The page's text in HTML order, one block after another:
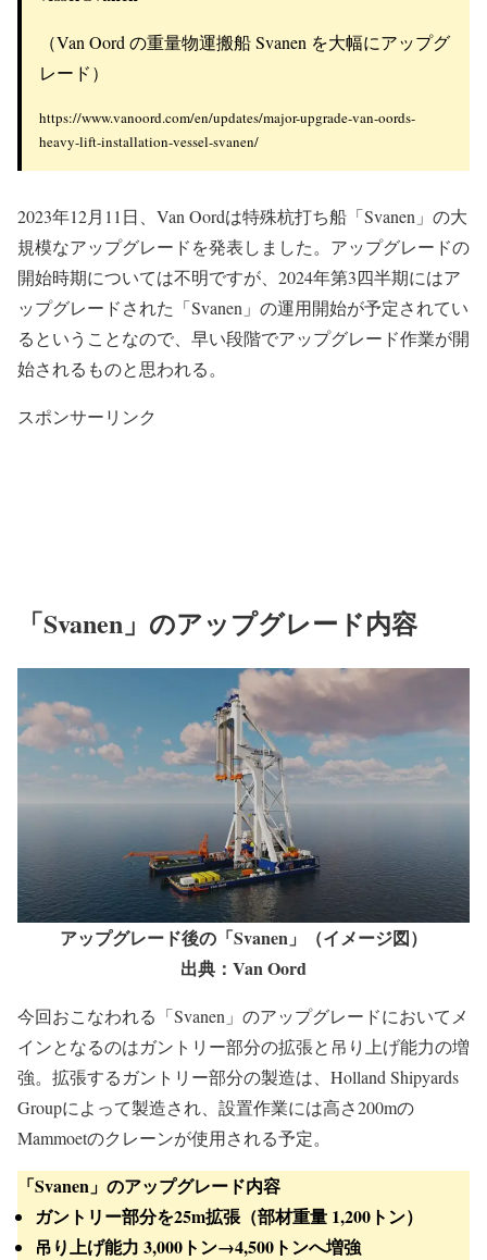
（Van Oord の重量物運搬船 Svanen を大幅にアップグ
レード）
https://www.vanoord.com/en/updates/major-upgrade-van-oords-
heavy-lift-installation-vessel-svanen/
2023年12月11日、Van Oordは特殊杭打ち船「Svanen」の大
規模なアップグレードを発表しました。アップグレードの
開始時期については不明ですが、2024年第3四半期にはア
ップグレードされた「Svanen」の運用開始が予定されてい
るということなので、早い段階でアップグレード作業が開
始されるものと思われる。
スポンサーリンク
「Svanen」のアップグレード内容
アップグレード後の「Svanen」（イメージ図）
出典：Van Oord
今回おこなわれる「Svanen」のアップグレードにおいてメ
インとなるのはガントリー部分の拡張と吊り上げ能力の増
強。拡張するガントリー部分の製造は、Holland Shipyards
Groupによって製造され、設置作業には高さ200mの
Mammoetのクレーンが使用される予定。
「Svanen」のアップグレード内容
ガントリー部分を25m拡張（部材重量 1,200トン）
吊り上げ能力 3,000トン→4,500トンへ増強